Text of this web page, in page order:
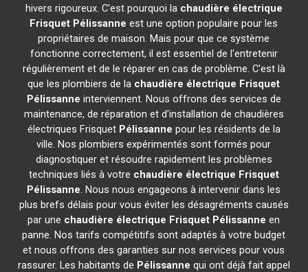
hivers rigoureux. C'est pourquoi la chaudière électrique
Frisquet Pélissanne est une option populaire pour les
propriétaires de maison. Mais pour que ce système
fonctionne correctement, il est essentiel de l'entretenir
régulièrement et de le réparer en cas de problème. C'est là
que les plombiers de la chaudière électrique Frisquet
Pélissanne interviennent. Nous offrons des services de
maintenance, de réparation et d'installation de chaudières
électriques Frisquet Pélissanne pour les résidents de la
ville. Nos plombiers expérimentés sont formés pour
diagnostiquer et résoudre rapidement les problèmes
techniques liés à votre chaudière électrique Frisquet
Pélissanne. Nous nous engageons à intervenir dans les
plus brefs délais pour vous éviter les désagréments causés
par une chaudière électrique Frisquet Pélissanne en
panne. Nos tarifs compétitifs sont adaptés à votre budget
et nous offrons des garanties sur nos services pour vous
rassurer. Les habitants de Pélissanne qui ont déjà fait appel